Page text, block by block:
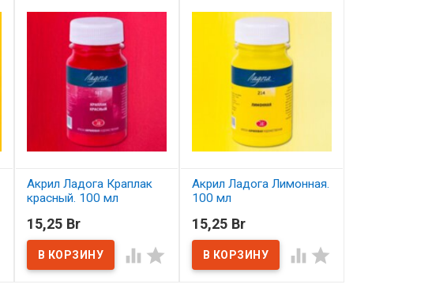
Акрил Ладога Краплак
красный. 100 мл
В наличии
15,25 Br
 
Акрил Ладога Лимонная.
100 мл
В наличии
15,25 Br
 